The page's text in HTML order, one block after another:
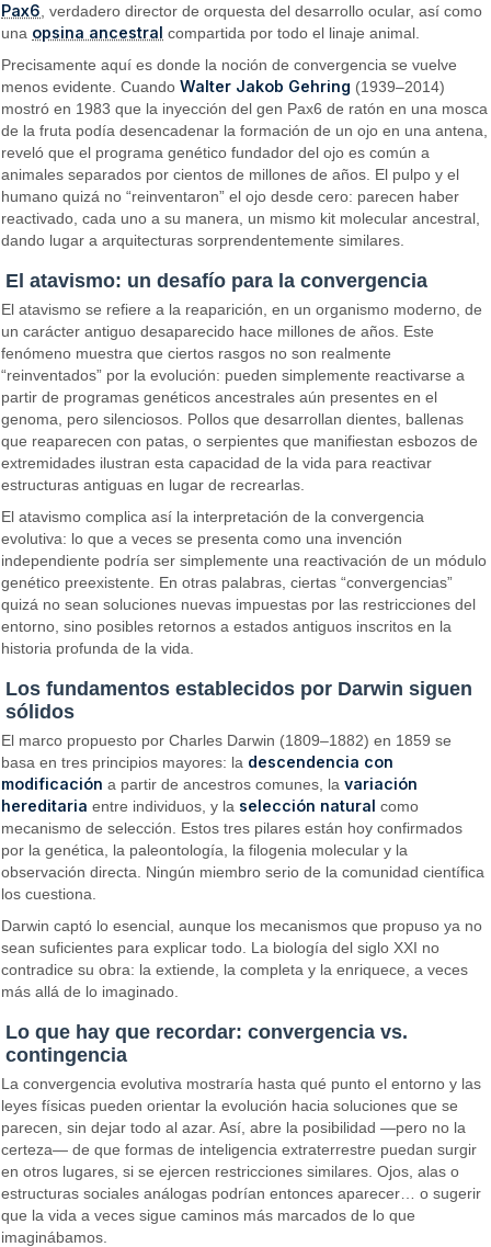
Pax6, verdadero director de orquesta del desarrollo ocular, así como
una opsina ancestral compartida por todo el linaje animal.
Precisamente aquí es donde la noción de convergencia se vuelve
menos evidente. CuandoWalter Jakob Gehring (1939–2014)
mostró en 1983 que la inyección del gen Pax6 de ratón en una mosca
de la fruta podía desencadenar la formación de un ojo en una antena,
reveló que el programa genético fundador del ojo es común a
animales separados por cientos de millones de años. El pulpo y el
humano quizá no “reinventaron” el ojo desde cero: parecen haber
reactivado, cada uno a su manera, un mismo kit molecular ancestral,
dando lugar a arquitecturas sorprendentemente similares.
El atavismo: un desafío para la convergencia
El atavismo se refiere a la reaparición, en un organismo moderno, de
un carácter antiguo desaparecido hace millones de años. Este
fenómeno muestra que ciertos rasgos no son realmente
“reinventados” por la evolución: pueden simplemente reactivarse a
partir de programas genéticos ancestrales aún presentes en el
genoma, pero silenciosos. Pollos que desarrollan dientes, ballenas
que reaparecen con patas, o serpientes que manifiestan esbozos de
extremidades ilustran esta capacidad de la vida para reactivar
estructuras antiguas en lugar de recrearlas.
El atavismo complica así la interpretación de la convergencia
evolutiva: lo que a veces se presenta como una invención
independiente podría ser simplemente una reactivación de un módulo
genético preexistente. En otras palabras, ciertas “convergencias”
quizá no sean soluciones nuevas impuestas por las restricciones del
entorno, sino posibles retornos a estados antiguos inscritos en la
historia profunda de la vida.
Los fundamentos establecidos por Darwin siguen
sólidos
El marco propuesto por Charles Darwin (1809–1882) en 1859 se
basa en tres principios mayores: la descendencia con
modificación a partir de ancestros comunes, lavariación
hereditaria entre individuos, y la selección natural como
mecanismo de selección. Estos tres pilares están hoy confirmados
por la genética, la paleontología, la filogenia molecular y la
observación directa. Ningún miembro serio de la comunidad científica
los cuestiona.
Darwin captó lo esencial, aunque los mecanismos que propuso ya no
sean suficientes para explicar todo. La biología del siglo XXI no
contradice su obra: la extiende, la completa y la enriquece, a veces
más allá de lo imaginado.
Lo que hay que recordar: convergencia vs.
contingencia
La convergencia evolutiva mostraría hasta qué punto el entorno y las
leyes físicas pueden orientar la evolución hacia soluciones que se
parecen, sin dejar todo al azar. Así, abre la posibilidad —pero no la
certeza— de que formas de inteligencia extraterrestre puedan surgir
en otros lugares, si se ejercen restricciones similares. Ojos, alas o
estructuras sociales análogas podrían entonces aparecer… o sugerir
que la vida a veces sigue caminos más marcados de lo que
imaginábamos.